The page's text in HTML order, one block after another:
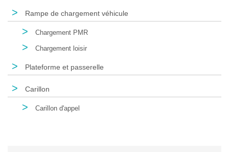
> Rampe de chargement véhicule
> Chargement PMR
> Chargement loisir
> Plateforme et passerelle
> Carillon
> Carillon d'appel